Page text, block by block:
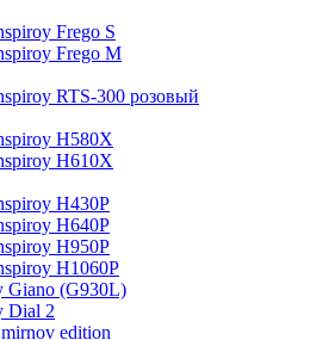
Frego S
Frego M
RTS-300 розовый
H580X
H610X
H430P
H640P
H950P
H1060P
Giano (G930L)
Dial 2
edition